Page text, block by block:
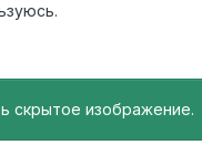
скрытое изображение.